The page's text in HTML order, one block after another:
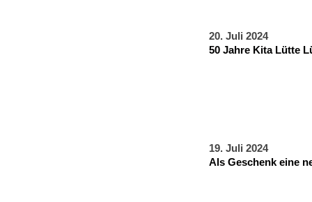
20. Juli 2024
50 Jahre Kita Lütte
19. Juli 2024
Als Geschenk eine